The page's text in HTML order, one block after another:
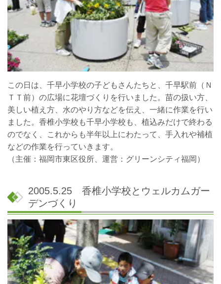
この日は、千早小学校の子どもさんたちと、千早駅前（Ｎ
ＴＴ前）の広場に花壇づくりを行いました。苗の扱い方、
美しい植え方、水のやり方などを伝え、一緒に作業を行い
ました。香椎小学校も千早小学校も、植込みだけで終わる
のでなく、これからも半年以上にわたって、手入れや補植
などの作業を行っていきます。
（主催：福岡市東区役所、運営：グリーンシティ福岡）
2005.5.25 香椎小学校とウェルカムガー
デンづくり